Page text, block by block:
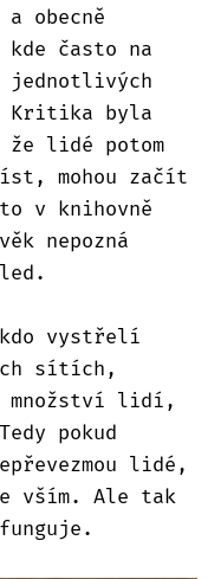
obecně
často na
jednotlivých
Kritika byla
že lidé potom
mohou začít
v knihovně
nepozná
vystřelí
sítích,
množství lidí,
pokud
lidé,
vším. Ale tak